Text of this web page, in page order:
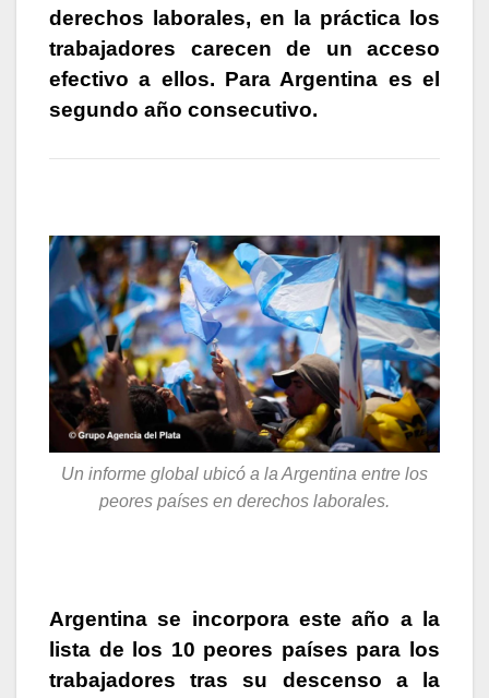
derechos laborales, en la práctica los
trabajadores carecen de un acceso
efectivo a ellos. Para Argentina es el
segundo año consecutivo.
Un informe global ubicó a la Argentina entre los
peores países en derechos laborales.
Argentina se incorpora este año a la
lista de los 10 peores países para los
trabajadores tras su descenso a la